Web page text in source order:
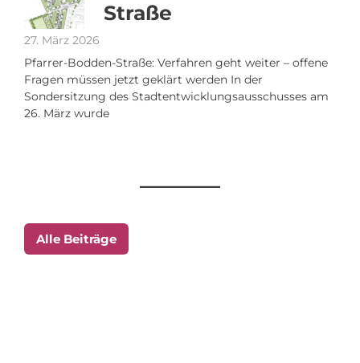
Straße
27. März 2026
Pfarrer-Bodden-Straße: Verfahren geht weiter – offene
Fragen müssen jetzt geklärt werden In der
Sondersitzung des Stadtentwicklungsausschusses am
26. März wurde
Alle Beiträge